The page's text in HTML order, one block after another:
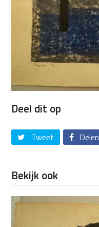
Deel dit op
Tweet Delen
Bekijk ook